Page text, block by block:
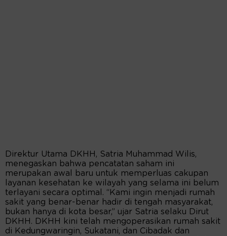
Direktur Utama DKHH, Satria Muhammad Wilis,
menegaskan bahwa pencatatan saham ini
merupakan awal baru untuk memperluas cakupan
layanan kesehatan ke wilayah yang selama ini belum
terlayani secara optimal. “Kami ingin menjadi rumah
sakit yang benar-benar hadir di tengah masyarakat,
bukan hanya di kota besar,” ujar Satria selaku Dirut
DKHH. DKHH kini telah mengoperasikan rumah sakit
di Kedungwaringin, Sukatani, dan Cibadak dan